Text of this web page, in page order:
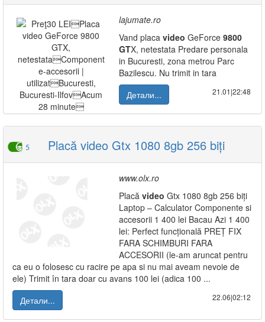
lajumate.ro
Vand placa video GeForce 9800
GTX, netestata Predare personala
in Bucuresti, zona metrou Parc
Bazilescu. Nu trimit in tara
Детали...
21.01|22:48
5 Placă video Gtx 1080 8gb 256 biți
www.olx.ro
Placă video Gtx 1080 8gb 256 biți
Laptop – Calculator Componente si
accesorii 1 400 lei Bacau Azi 1 400
lei: Perfect funcțională PREȚ FIX
FARA SCHIMBURI FARA
ACCESORII (le-am aruncat pentru
ca eu o folosesc cu racire pe apa si nu mai aveam nevoie de
ele) Trimit în tara doar cu avans 100 lei (adica 100 ...
Детали...
22.06|02:12